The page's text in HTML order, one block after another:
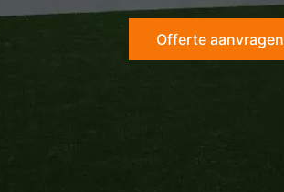
Offerte aanvragen